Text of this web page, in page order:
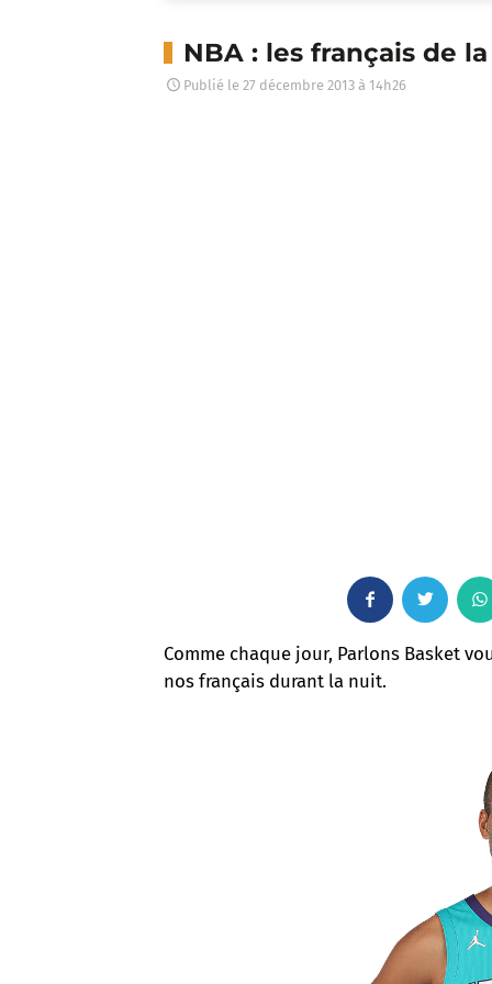
NBA : les français de
Publié le 27 décembre 2013 à 14h26
c
w
Comme chaque jour, Parlons Basket
nos français durant la nuit.